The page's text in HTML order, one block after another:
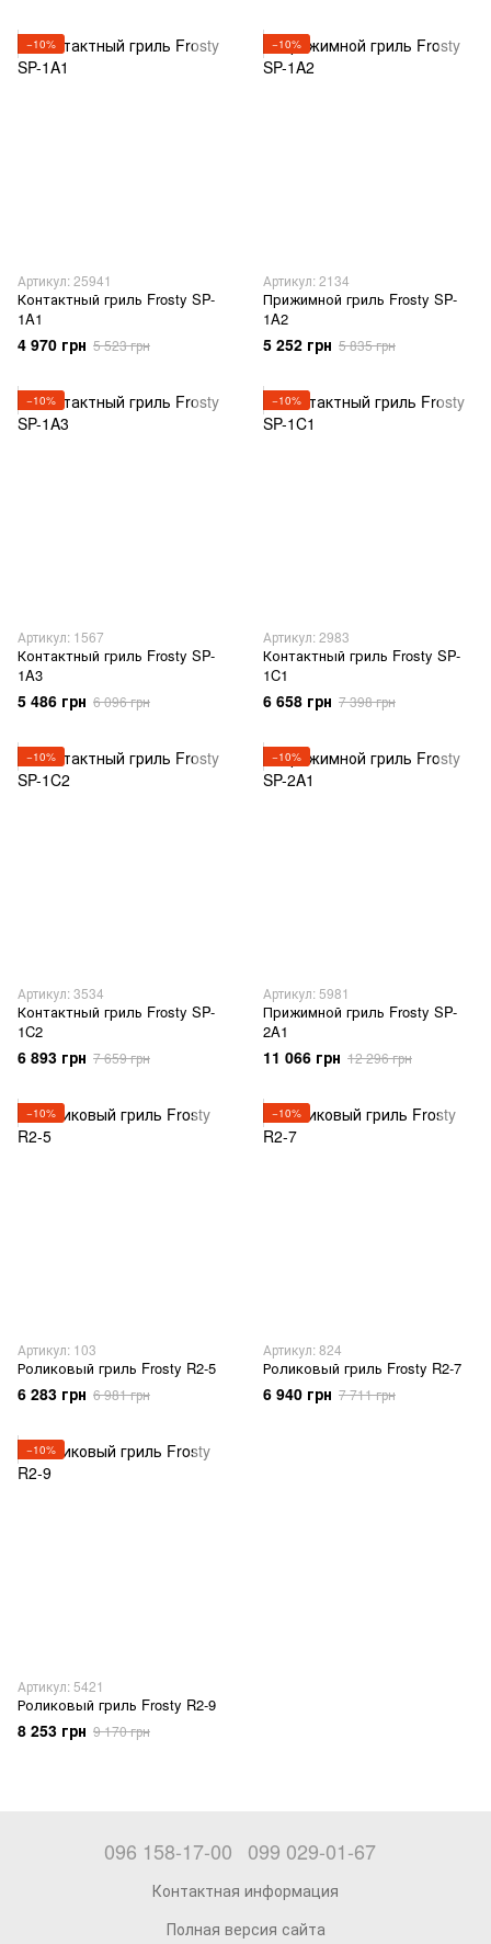
−10%
Артикул: 25941
Контактный гриль Frosty SP-
1A1
4 970 грн 5 523 грн
−10%
Артикул: 2134
Прижимной гриль Frosty SP-
1A2
5 252 грн 5 835 грн
−10%
Артикул: 1567
Контактный гриль Frosty SP-
1A3
5 486 грн 6 096 грн
−10%
Артикул: 2983
Контактный гриль Frosty SP-
1C1
6 658 грн 7 398 грн
−10%
Артикул: 3534
Контактный гриль Frosty SP-
1C2
6 893 грн 7 659 грн
−10%
Артикул: 5981
Прижимной гриль Frosty SP-
2A1
11 066 грн 12 296 грн
−10%
Артикул: 103
Роликовый гриль Frosty R2-5
6 283 грн 6 981 грн
−10%
Артикул: 824
Роликовый гриль Frosty R2-7
6 940 грн 7 711 грн
−10%
Артикул: 5421
Роликовый гриль Frosty R2-9
8 253 грн 9 170 грн
096 158-17-00 099 029-01-67
Контактная информация
Полная версия сайта